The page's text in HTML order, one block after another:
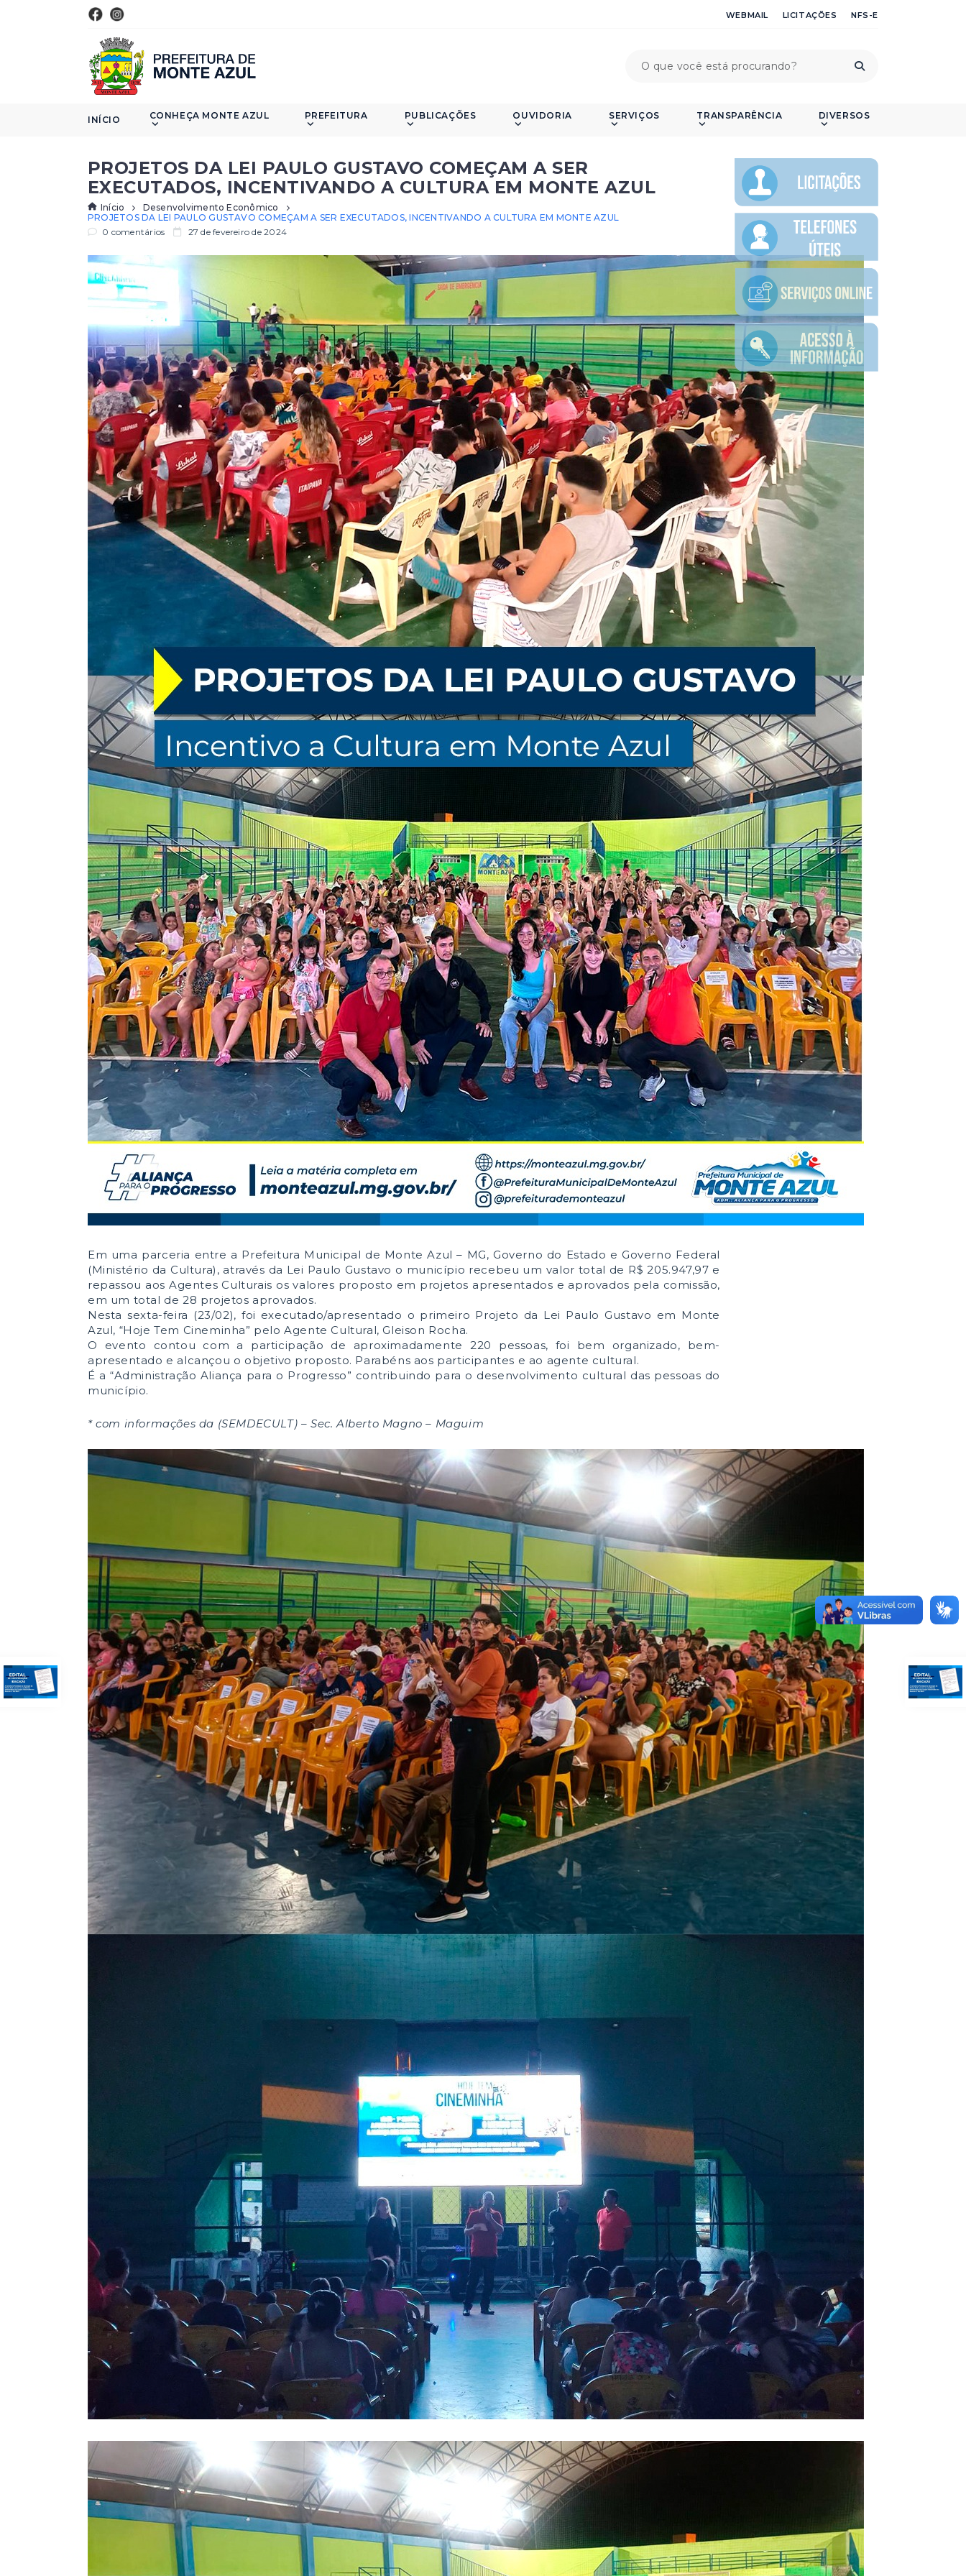
WEBMAIL LICITAÇÕES NFS-E
INÍCIO CONHEÇA MONTE AZUL PREFEITURA PUBLICAÇÕES OUVIDORIA SERVIÇOS TRANSPARÊNCIA DIVERSOS
PROJETOS DA LEI PAULO GUSTAVO COMEÇAM A SER
EXECUTADOS, INCENTIVANDO A CULTURA EM MONTE AZUL
Início
Desenvolvimento Econômico
PROJETOS DA LEI PAULO GUSTAVO COMEÇAM A SER EXECUTADOS, INCENTIVANDO A CULTURA EM MONTE AZUL
0 comentários
27 de fevereiro de 2024
Em uma parceria entre a Prefeitura Municipal de Monte Azul – MG, Governo do Estado e Governo Federal
(Ministério da Cultura), através da Lei Paulo Gustavo o município recebeu um valor total de R$ 205.947,97 e
repassou aos Agentes Culturais os valores proposto em projetos apresentados e aprovados pela comissão,
em um total de 28 projetos aprovados.
Nesta sexta-feira (23/02), foi executado/apresentado o primeiro Projeto da Lei Paulo Gustavo em Monte
Azul, “Hoje Tem Cineminha” pelo Agente Cultural, Gleison Rocha.
O evento contou com a participação de aproximadamente 220 pessoas, foi bem organizado, bem-
apresentado e alcançou o objetivo proposto. Parabéns aos participantes e ao agente cultural.
É a “Administração Aliança para o Progresso” contribuindo para o desenvolvimento cultural das pessoas do
município.
* com informações da (SEMDECULT) – Sec. Alberto Magno – Maguim